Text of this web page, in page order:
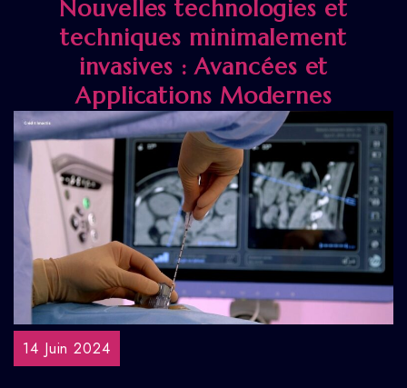
Nouvelles technologies et
techniques minimalement
invasives : Avancées et
Applications Modernes
14 Juin 2024